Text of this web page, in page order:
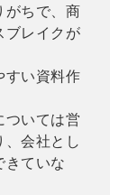
がちで、商
ブレイクが
すい資料作
ついては営
会社とし
きていな